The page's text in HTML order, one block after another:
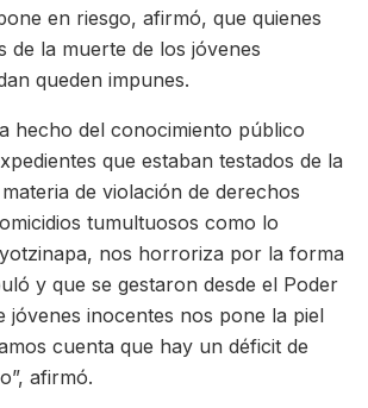
en riesgo, afirmó, que quienes
de la muerte de los jóvenes
queden impunes.
hecho del conocimiento público
que estaban testados de la
de violación de derechos
tumultuosos como lo
nos horroriza por la forma
y que se gestaron desde el Poder
jóvenes inocentes nos pone la piel
cuenta que hay un déficit de
afirmó.